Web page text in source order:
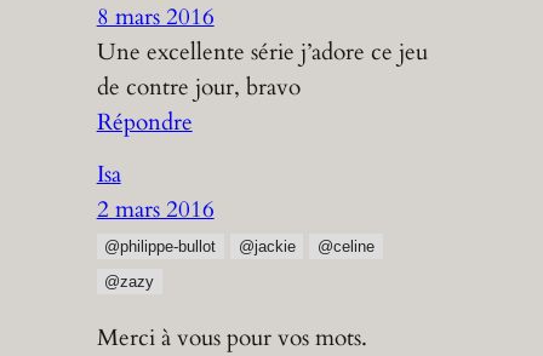
8 mars 2016
Une excellente série j’adore ce jeu
de contre jour, bravo
Répondre
Isa
2 mars 2016
@philippe-bullot @jackie
@celine
@zazy
Merci à vous pour vos mots.